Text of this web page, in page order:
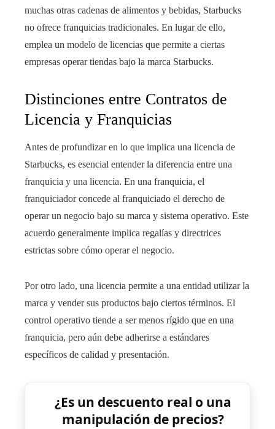
muchas otras cadenas de alimentos y bebidas, Starbucks
no ofrece franquicias tradicionales. En lugar de ello,
emplea un modelo de licencias que permite a ciertas
empresas operar tiendas bajo la marca Starbucks.
Distinciones entre Contratos de
Licencia y Franquicias
Antes de profundizar en lo que implica una licencia de
Starbucks, es esencial entender la diferencia entre una
franquicia y una licencia. En una franquicia, el
franquiciador concede al franquiciado el derecho de
operar un negocio bajo su marca y sistema operativo. Este
acuerdo generalmente implica regalías y directrices
estrictas sobre cómo operar el negocio.
Por otro lado, una licencia permite a una entidad utilizar la
marca y vender sus productos bajo ciertos términos. El
control operativo tiende a ser menos rígido que en una
franquicia, pero aún debe adherirse a estándares
específicos de calidad y presentación.
¿Es un descuento real o una
manipulación de precios?